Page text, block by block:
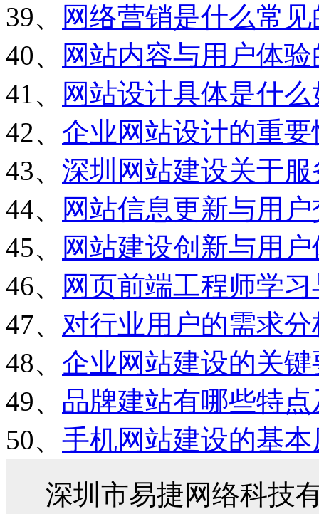
39、
网络营销是什么常
40、
网站内容与用户体
41、
网站设计具体是什
42、 企业网站设计的重要
43、 深圳网站建设关于
44、
网站信息更新与用
45、
网站建设创新与用
46、
网页前端工程师学
47、 对行业用户的需求
48、 企业网站建设的关
49、 品牌建站有哪些特
50、 手机网站建设的基本
深圳市易捷网络科